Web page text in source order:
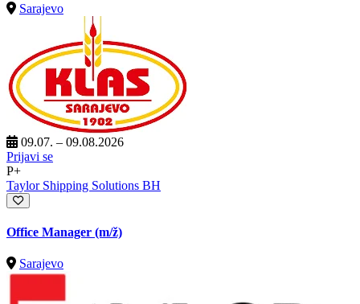
Sarajevo
09.07. – 09.08.2026
Prijavi se
P+
Taylor Shipping Solutions BH
Office Manager (m/ž)
Sarajevo